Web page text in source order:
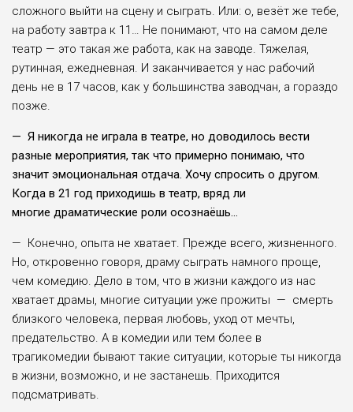
сложного выйти на сцену и сыграть. Или: о, везёт же тебе,
на работу завтра к 11… Не понимают, что на самом деле
театр — это такая же работа, как на заводе. Тяжелая,
рутинная, ежедневная. И заканчивается у нас рабочий
день не в 17 часов, как у большинства заводчан, а гораздо
позже.
— Я никогда не играла в театре, но доводилось вести
разные мероприятия, так что примерно понимаю, что
значит эмоциональная отдача. Хочу спросить о другом.
Когда в 21 год приходишь в театр, вряд ли
многие драматические роли осознаёшь…
— Конечно, опыта не хватает. Прежде всего, жизненного.
Но, откровенно говоря, драму сыграть намного проще,
чем комедию. Дело в том, что в жизни каждого из нас
хватает драмы, многие ситуации уже прожиты — смерть
близкого человека, первая любовь, уход от мечты,
предательство. А в комедии или тем более в
трагикомедии бывают такие ситуации, которые ты никогда
в жизни, возможно, и не застанешь. Приходится
подсматривать.